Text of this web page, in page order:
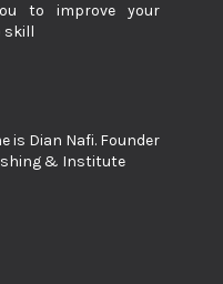
to improve your
skill
is Dian Nafi. Founder
& Institute